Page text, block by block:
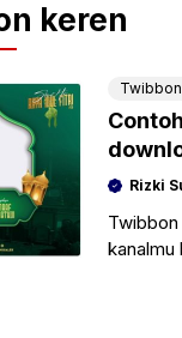
keren
Twibbon
Rizki
kanalmu